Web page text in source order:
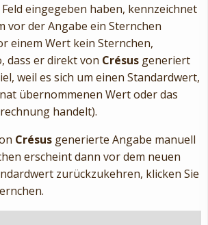
eingegeben haben, kennzeichnet
vor der Angabe ein Sternchen
einem Wert kein Sternchen,
dass er direkt von Crésus generiert
weil es sich um einen Standardwert,
übernommenen Wert oder das
handelt).
Crésus generierte Angabe manuell
erscheint dann vor dem neuen
zurückzukehren, klicken Sie